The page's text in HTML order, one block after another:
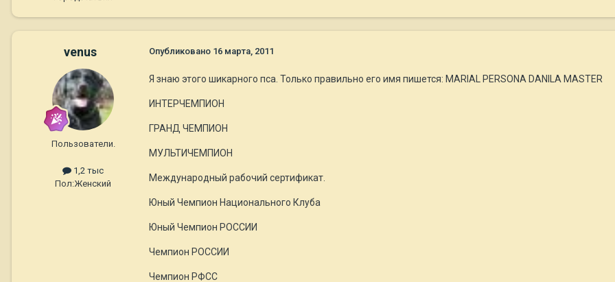
venus
Пользователи.
1,2 тыс
Пол:Женский
Опубликовано 16 марта, 2011
Я знаю этого шикарного пса. Только правильно его имя пишется: MARIAL PERSONA DANILA MASTER
ИНТЕРЧЕМПИОН
ГРАНД ЧЕМПИОН
МУЛЬТИЧЕМПИОН
Международный рабочий сертификат.
Юный Чемпион Национального Клуба
Юный Чемпион РОССИИ
Чемпион РОССИИ
Чемпион РФСС